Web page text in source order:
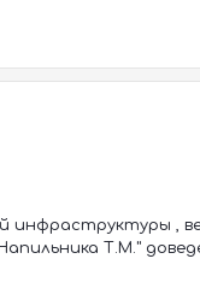
инфраструктуры ,
Т.М."